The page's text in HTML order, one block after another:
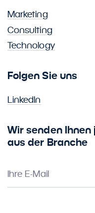
Marketing
Consulting
Technology
Folgen Sie uns
LinkedIn
Wir senden
aus der Branche
Ihre E-Mail